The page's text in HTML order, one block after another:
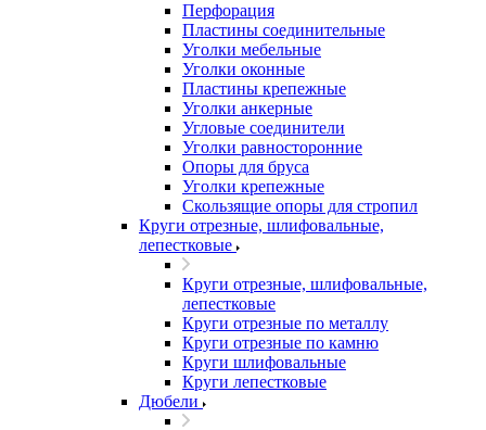
Перфорация
Пластины соединительные
Уголки мебельные
Уголки оконные
Пластины крепежные
Уголки анкерные
Угловые соединители
Уголки равносторонние
Опоры для бруса
Уголки крепежные
Скользящие опоры для стропил
Круги отрезные, шлифовальные,
лепестковые
Круги отрезные, шлифовальные,
лепестковые
Круги отрезные по металлу
Круги отрезные по камню
Круги шлифовальные
Круги лепестковые
Дюбели